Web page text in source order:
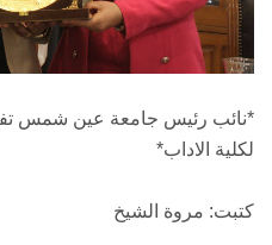
*نائب رئيس جامعة عين شمس
لكلية الاداب*
كتبت: مروة الشيخ